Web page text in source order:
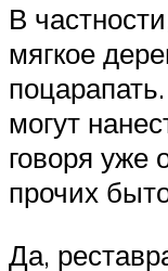
В
мягкое
могут
говоря уже
прочих
Да,